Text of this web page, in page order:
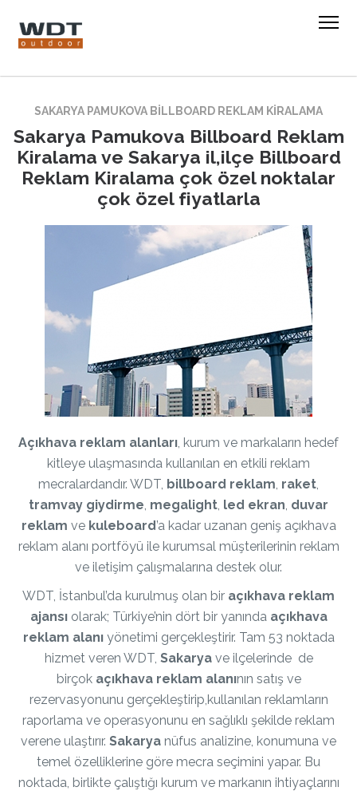
SAKARYA PAMUKOVA BILLBOARD REKLAM KIRALAMA
Sakarya Pamukova Billboard Reklam
Kiralama ve Sakarya il,ilçe Billboard
Reklam Kiralama çok özel noktalar
çok özel fiyatlarla
Açıkhava reklam alanları, kurum ve markaların hedef
kitleye ulaşmasında kullanılan en etkili reklam
mecralardandır. WDT, billboard reklam, raket,
tramvay giydirme, megalight, led ekran, duvar
reklam ve kuleboard’a kadar uzanan geniş açıkhava
reklam alanı portföyü ile kurumsal müşterilerinin reklam
ve iletişim çalışmalarına destek olur.
WDT, İstanbul’da kurulmuş olan bir açıkhava reklam
ajansıolarak; Türkiye’nin dört bir yanında açıkhava
reklam alanıyönetimi gerçekleştirir. Tam 53 noktada
hizmet veren WDT, Sakaryave ilçelerinde de
birçok açıkhava reklam alanının satış ve
rezervasyonunu gerçekleştirip,kullanılan reklamların
raporlama ve operasyonunu en sağlıklı şekilde reklam
verene ulaştırır. Sakarya nüfus analizine, konumuna ve
temel özelliklerine göre mecra seçimini yapar. Bu
noktada, birlikte çalıştığı kurum ve markanın ihtiyaçlarını